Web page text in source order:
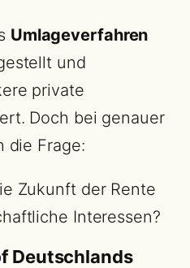
Umlageverfahren
und
private
Doch bei genauer
die Frage:
Zukunft der Rente
Interessen?
Deutschlands